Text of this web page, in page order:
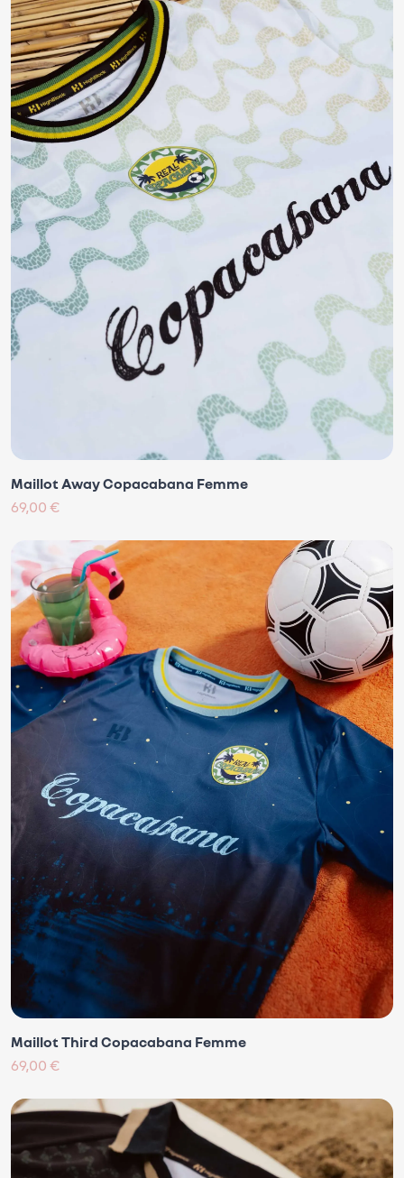
Maillot Away Copacabana Femme
69,00 €
Maillot Third Copacabana Femme
69,00 €